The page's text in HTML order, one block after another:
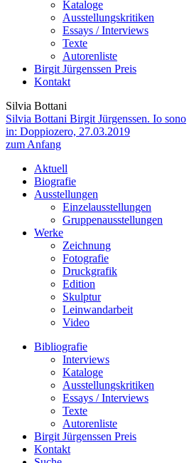
Kataloge
Ausstellungskritiken
Essays / Interviews
Texte
Autorenliste
Birgit Jürgenssen Preis
Kontakt
Silvia Bottani
Silvia Bottani Birgit Jürgenssen. Io sono
in: Doppiozero, 27.03.2019
zum Anfang
Aktuell
Biografie
Ausstellungen
Einzelausstellungen
Gruppenausstellungen
Werke
Zeichnung
Fotografie
Druckgrafik
Edition
Skulptur
Leinwandarbeit
Video
Bibliografie
Interviews
Kataloge
Ausstellungskritiken
Essays / Interviews
Texte
Autorenliste
Birgit Jürgenssen Preis
Kontakt